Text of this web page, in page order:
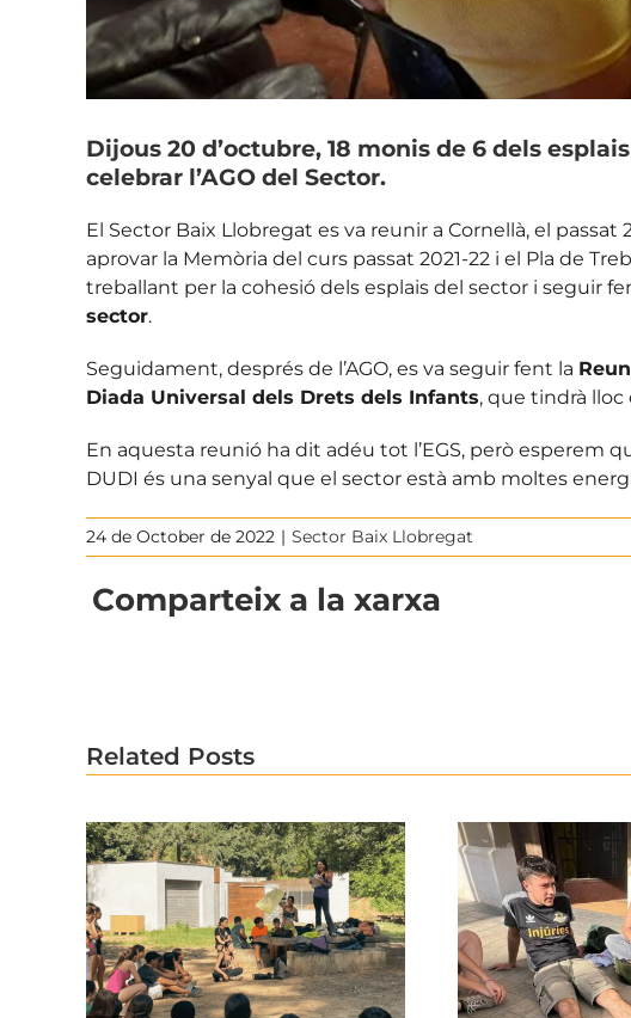
Dijous 20 d’octubre, 18 monis de 6 dels
celebrar l’AGO del Sector.
El Sector Baix Llobregat es va reunir a Cornellà, el
aprovar la Memòria del curs passat 2021-22 i el Pla de
treballant per la cohesió dels esplais del sector i seguir
sector.
Seguidament, després de l’AGO, es va seguir fent la
Diada Universal dels Drets dels Infants, que tindrà lloc
En aquesta reunió ha dit adéu tot l’EGS, però esperem
DUDI és una senyal que el sector està amb moltes
24 de October de 2022 | Sector Baix Llobregat
Comparteix a la xarxa
Related Posts